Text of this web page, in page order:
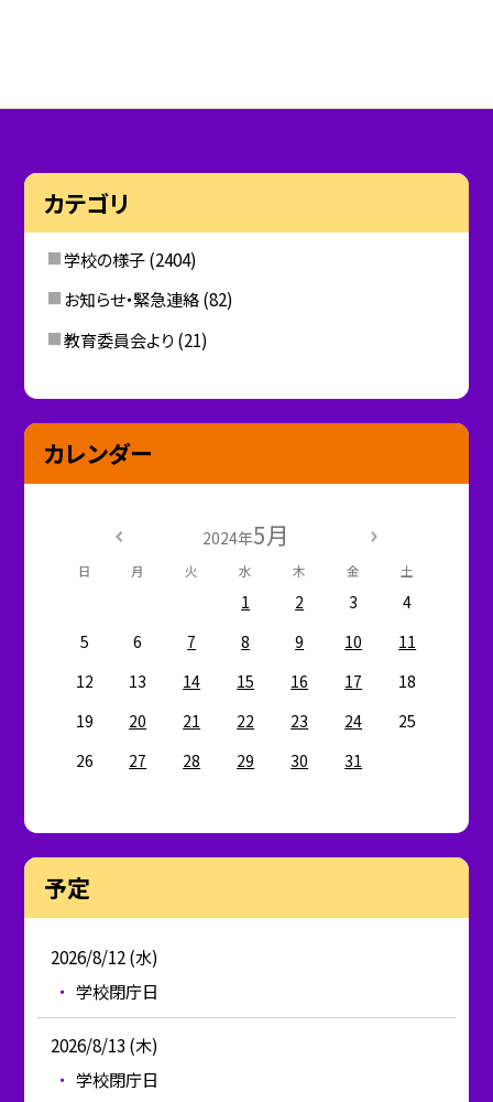
カテゴリ
学校の様子(2404)
お知らせ・緊急連絡(82)
教育委員会より (21)
カレンダー
2024年5月
日 月 火 水 木 金 土
1 2 3
4
5
6 7 8 9 10
11
12
13 14 15 16 17
18
19
20 21 22 23 24
25
26
27 28 29 30 31
予定
2026/8/12 (水)
学校閉庁日
2026/8/13 (木)
学校閉庁日